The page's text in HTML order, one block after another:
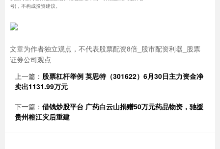
号)，不构成投资建议。
文章为作者独立观点，不代表股票配资8倍_股市配资利器_股票
证券公司观点
上一篇： 股票杠杆举例 英思特（301622）6月30日主力资金净
卖出1131.99万元
下一篇： 借钱炒股平台 广药白云山捐赠50万元药品物资，驰援
贵州榕江灾后重建